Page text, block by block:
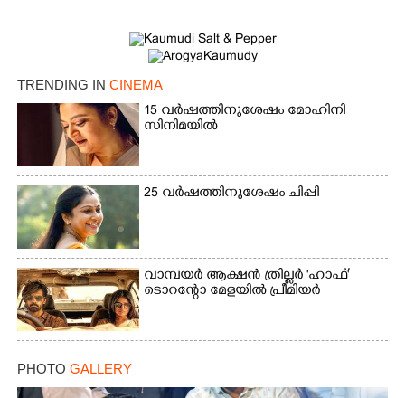
TRENDING IN CINEMA
15 വർഷത്തിനുശേഷം മോഹിനി
സിനിമയിൽ
25 വർഷത്തിനുശേഷം ചിപ്പി
വാമ്പയർ ആക്ഷൻ ത്രില്ലർ 'ഹാഫ്'
ടൊറന്റോ മേളയിൽ പ്രീമിയർ
PHOTO GALLERY